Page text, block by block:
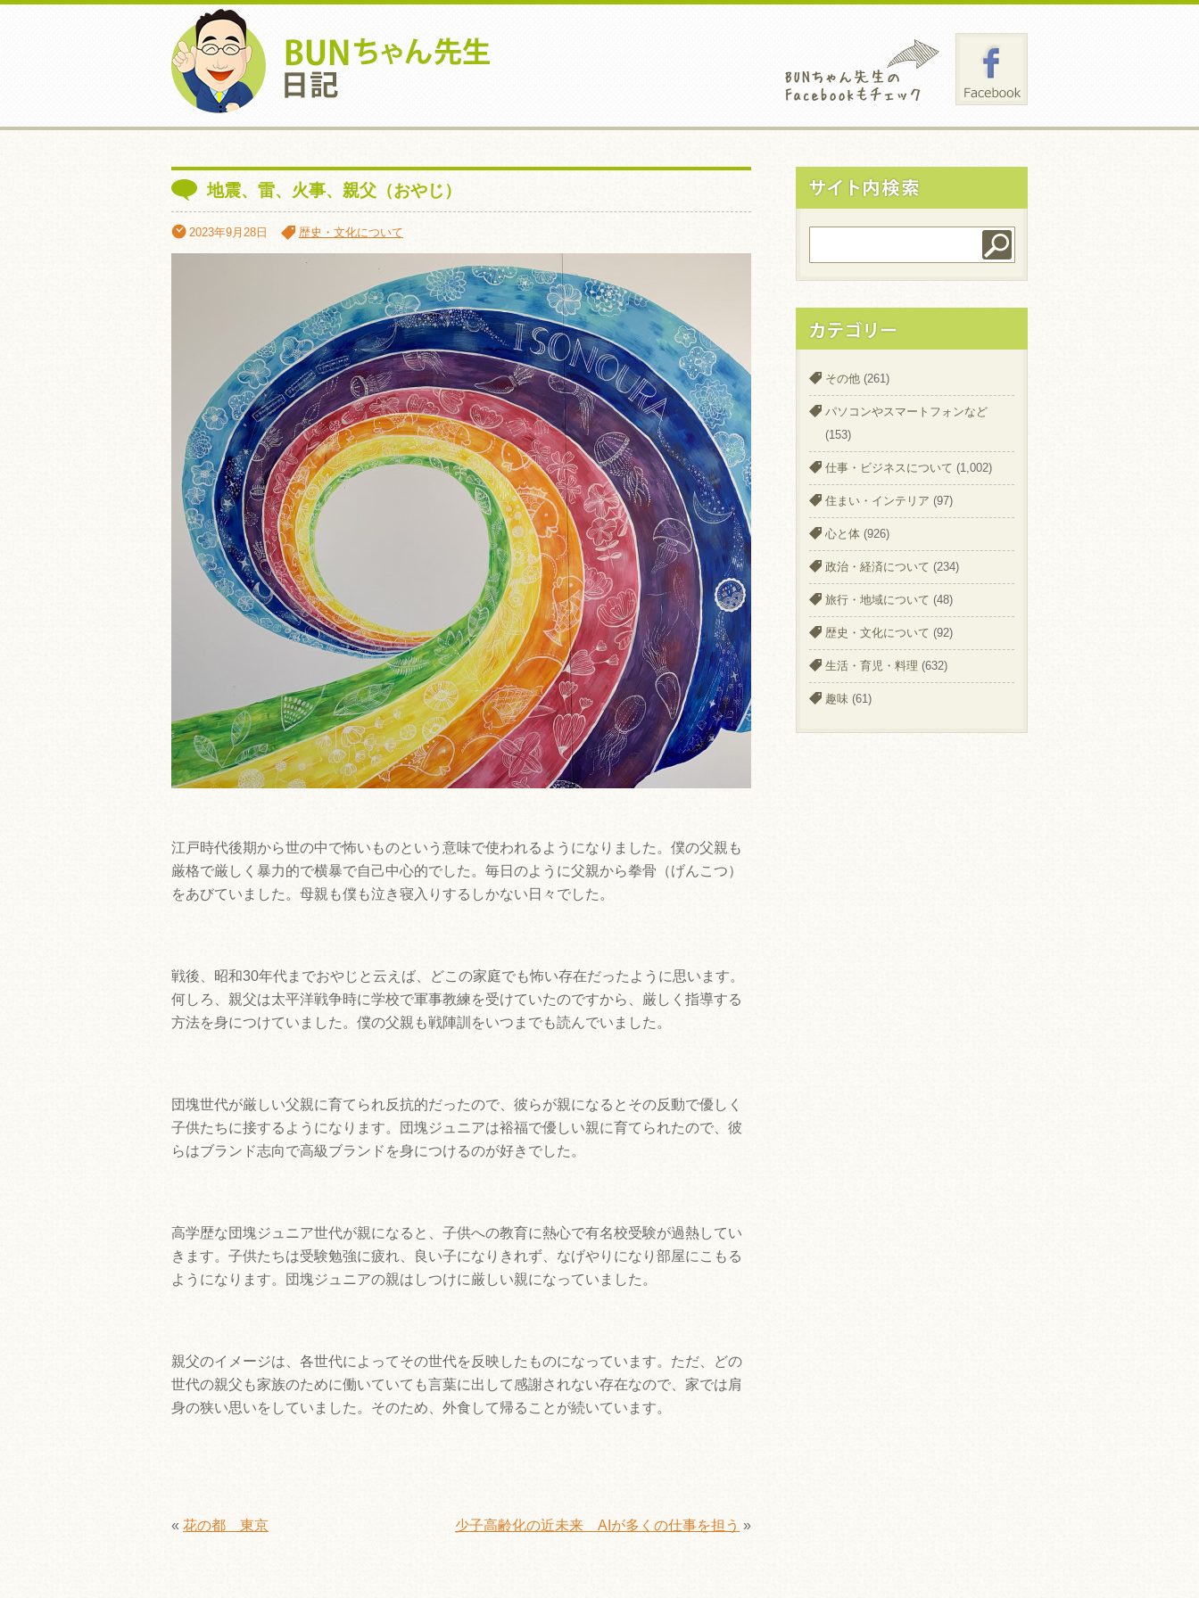
地震、雷、火事、親父（おやじ）
2023年9月28日 歴史・文化について
江戸時代後期から世の中で怖いものという意味で使われるようになりました。僕の父親も
厳格で厳しく暴力的で横暴で自己中心的でした。毎日のように父親から拳骨（げんこつ）
をあびていました。母親も僕も泣き寝入りするしかない日々でした。
戦後、昭和30年代までおやじと云えば、どこの家庭でも怖い存在だったように思います。
何しろ、親父は太平洋戦争時に学校で軍事教練を受けていたのですから、厳しく指導する
方法を身につけていました。僕の父親も戦陣訓をいつまでも読んでいました。
団塊世代が厳しい父親に育てられ反抗的だったので、彼らが親になるとその反動で優しく
子供たちに接するようになります。団塊ジュニアは裕福で優しい親に育てられたので、彼
らはブランド志向で高級ブランドを身につけるのが好きでした。
高学歴な団塊ジュニア世代が親になると、子供への教育に熱心で有名校受験が過熱してい
きます。子供たちは受験勉強に疲れ、良い子になりきれず、なげやりになり部屋にこもる
ようになります。団塊ジュニアの親はしつけに厳しい親になっていました。
親父のイメージは、各世代によってその世代を反映したものになっています。ただ、どの
世代の親父も家族のために働いていても言葉に出して感謝されない存在なので、家では肩
身の狭い思いをしていました。そのため、外食して帰ることが続いています。
« 花の都 東京 少子高齢化の近未来 AIが多くの仕事を担う »
その他 (261)
パソコンやスマートフォンなど
(153)
仕事・ビジネスについて (1,002)
住まい・インテリア (97)
心と体 (926)
政治・経済について (234)
旅行・地域について (48)
歴史・文化について (92)
生活・育児・料理 (632)
趣味 (61)